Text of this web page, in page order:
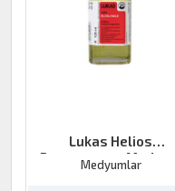
Lukas Helios
Resterasyon Medyum
125ml
Medyumlar